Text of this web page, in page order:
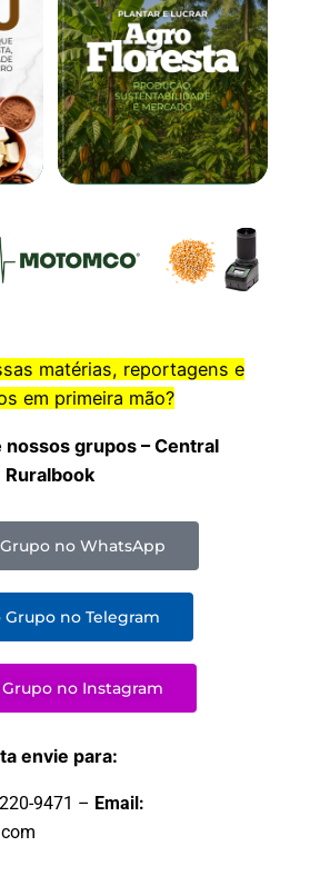
matérias, reportagens e
em primeira mão?
nossos grupos – Central
Ruralbook
no WhatsApp
Grupo no Telegram
Grupo no Instagram
envie para:
9471 – Email: